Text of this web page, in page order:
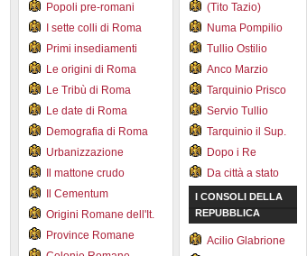
Popoli pre-romani
I sette colli di Roma
Primi insediamenti
Le origini di Roma
Le Tribù di Roma
Le date di Roma
Demografia di Roma
Urbanizzazione
Il mattone crudo
Il Cementum
Origini Romane dell'It.
Province Romane
(Tito Tazio)
Numa Pompilio
Tullio Ostilio
Anco Marzio
Tarquinio Prisco
Servio Tullio
Tarquinio il Sup.
Dopo i Re
Da città a stato
I CONSOLI DELLA
REPUBBLICA
Acilio Glabrione